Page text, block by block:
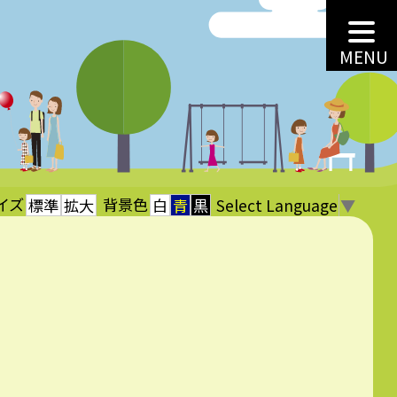
MENU
ズ 標準 拡大 背景色 白 青 黒 Select Language ▼